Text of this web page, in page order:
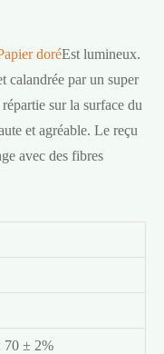
doréEst lumineux.
calandrée par un super
sur la surface du
et agréable. Le reçu
avec des fibres
70 ± 2%